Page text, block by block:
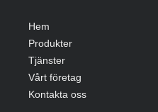
Hem
Produkter
Tjänster
Vårt företag
Kontakta oss